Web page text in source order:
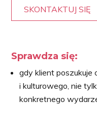
SKONTAKTUJ SIĘ
Sprawdza się:
gdy klient poszukuje
i kulturowego, nie
konkretnego